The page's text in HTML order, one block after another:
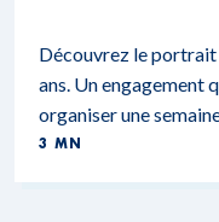
Découvrez le
ans. Un engagement
organiser une
3 MN